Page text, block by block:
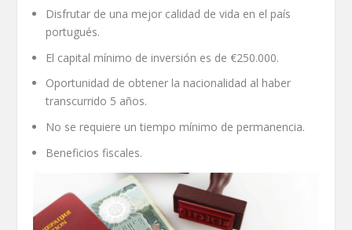
Disfrutar de una mejor calidad de vida en el país
portugués.
El capital mínimo de inversión es de €250.000.
Oportunidad de obtener la nacionalidad al haber
transcurrido 5 años.
No se requiere un tiempo mínimo de permanencia.
Beneficios fiscales.